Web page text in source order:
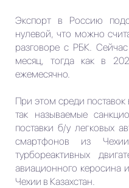
Экспорт в Россию
нулевой, что можно
разговоре с РБК.
месяц, тогда как в
ежемесячно.
При этом среди
так называемые
поставки б/у легковых
смартфонов из
турбореактивных
авиационного керосина
Чехии в Казахстан.